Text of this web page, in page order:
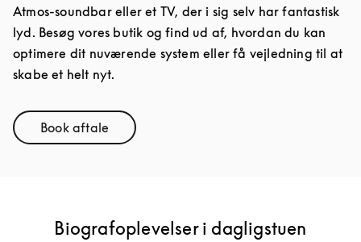
Atmos-soundbar eller et TV, der i sig selv har fantastisk
lyd. Besøg vores butik og find ud af, hvordan du kan
optimere dit nuværende system eller få vejledning til at
skabe et helt nyt.
Book aftaleLink Opens in New Tab
Biografoplevelser i dagligstuen